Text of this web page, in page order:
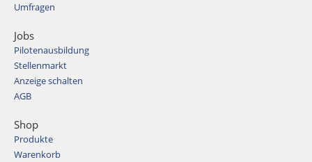
Umfragen
Jobs
Pilotenausbildung
Stellenmarkt
Anzeige schalten
AGB
Shop
Produkte
Warenkorb